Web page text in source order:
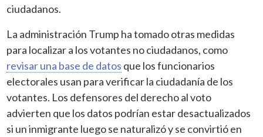
ciudadanos.
La administración Trump ha tomado otras medidas
para localizar a los votantes no ciudadanos, como
revisar una base de datos que los funcionarios
electorales usan para verificar la ciudadanía de los
votantes. Los defensores del derecho al voto
advierten que los datos podrían estar desactualizados
si un inmigrante luego se naturalizó y se convirtió en